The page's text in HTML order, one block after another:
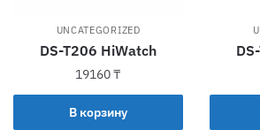
UNCATEGORIZED
DS-T206 HiWatch
19160₸
В корзину